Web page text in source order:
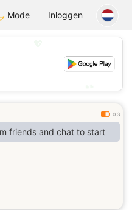
Chat
Mode Inloggen
0.3
friends and chat to start